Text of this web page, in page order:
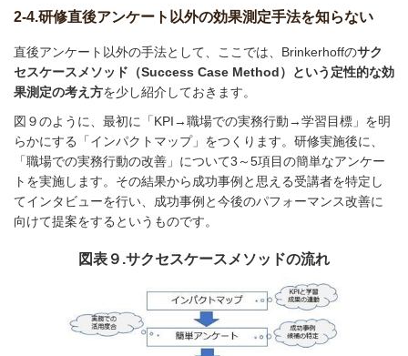
2-4.研修直後アンケート以外の効果測定手法を知らない
直後アンケート以外の手法として、ここでは、Brinkerhoffのサク
セスケースメソッド（Success Case Method）という定性的な効
果測定の考え方を少し紹介しておきます。
図９のように、最初に「KPI→職場での実務行動→学習目標」を明
らかにする「インパクトマップ」をつくります。研修実施後に、
「職場での実務行動の改善」について3～5項目の簡単なアンケー
トを実施します。その結果から成功事例と思える受講者を特定し
てインタビューを行い、成功事例と今後のパフォーマンス改善に
向けて提案をするというものです。
図表９.サクセスケースメソッドの流れ